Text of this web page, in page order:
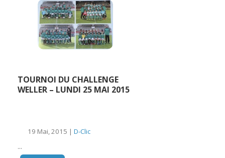
TOURNOI DU CHALLENGE
WELLER – LUNDI 25 MAI 2015
19 Mai, 2015 | D-Clic
...